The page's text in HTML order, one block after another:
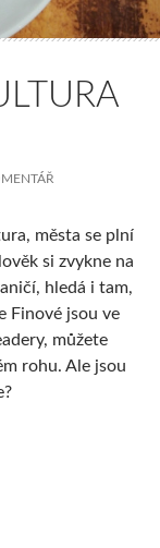
města se plní
si zvykne na
hledá i tam,
Finové jsou ve
můžete
rohu. Ale jsou
Finsku